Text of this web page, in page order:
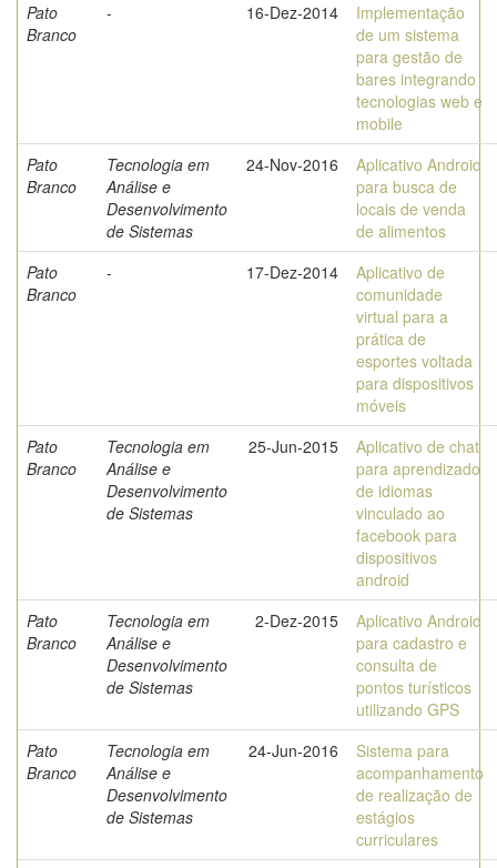
Pato
Branco
- 16-Dez-2014
Implementação
de um sistema
para gestão de
bares integrando
tecnologias web e
mobile
Pato
Branco
Tecnologia em
Análise e
Desenvolvimento
de Sistemas
24-Nov-2016
Aplicativo Android
para busca de
locais de venda
de alimentos
Pato
Branco
- 17-Dez-2014
Aplicativo de
comunidade
virtual para a
prática de
esportes voltada
para dispositivos
móveis
Pato
Branco
Tecnologia em
Análise e
Desenvolvimento
de Sistemas
25-Jun-2015
Aplicativo de chat
para aprendizado
de idiomas
vinculado ao
facebook para
dispositivos
android
Pato
Branco
Tecnologia em
Análise e
Desenvolvimento
de Sistemas
2-Dez-2015
Aplicativo Android
para cadastro e
consulta de
pontos turísticos
utilizando GPS
Pato
Branco
Tecnologia em
Análise e
Desenvolvimento
de Sistemas
24-Jun-2016
Sistema para
acompanhamento
de realização de
estágios
curriculares